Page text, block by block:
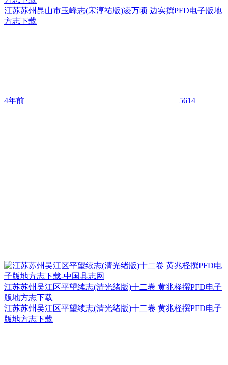
江苏苏州昆山市玉峰志(宋淳祐版)凌万顷 边实撰PFD电子版地
方志下载
4年前 5614
江苏苏州吴江区平望续志(清光绪版)十二卷 黄兆柽撰PFD电子
版地方志下载
江苏苏州吴江区平望续志(清光绪版)十二卷 黄兆柽撰PFD电子
版地方志下载